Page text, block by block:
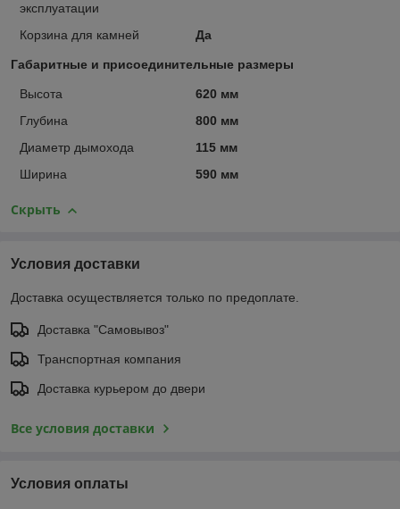
эксплуатации
Корзина для камней Да
Габаритные и присоединительные размеры
Высота
620 мм
Глубина
800 мм
Диаметр дымохода
115 мм
Ширина
590 мм
Скрыть
Условия доставки
Доставка осуществляется только по предоплате.
Доставка "Самовывоз"
Транспортная компания
Доставка курьером до двери
Все условия доставки
Условия оплаты